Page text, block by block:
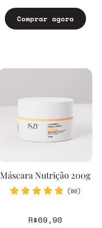
Comprar agora
Máscara Nutrição 200g
(80)
R$69,90